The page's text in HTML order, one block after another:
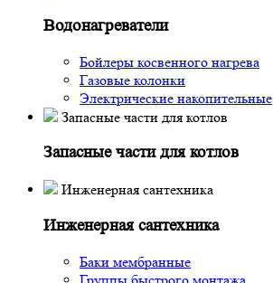
Водонагреватели
Бойлеры косвенного нагрева
Газовые колонки
Электрические накопительные
Запасные части для котлов
Запасные части для котлов
Инженерная сантехника
Инженерная сантехника
Баки мембранные
Группы быстрого монтажа